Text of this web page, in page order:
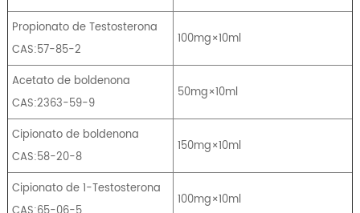
Propionato de Testosterona
CAS:57-85-2
100mg×10ml
Acetato de boldenona
CAS:2363-59-9
50mg×10ml
Cipionato de boldenona
CAS:58-20-8
150mg×10ml
Cipionato de 1-Testosterona
100mg×10ml